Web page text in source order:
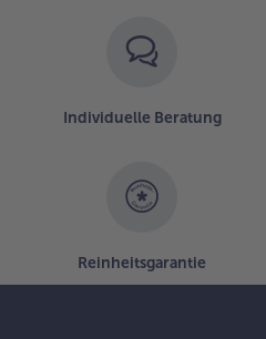
Individuelle Beratung
Reinheitsgarantie